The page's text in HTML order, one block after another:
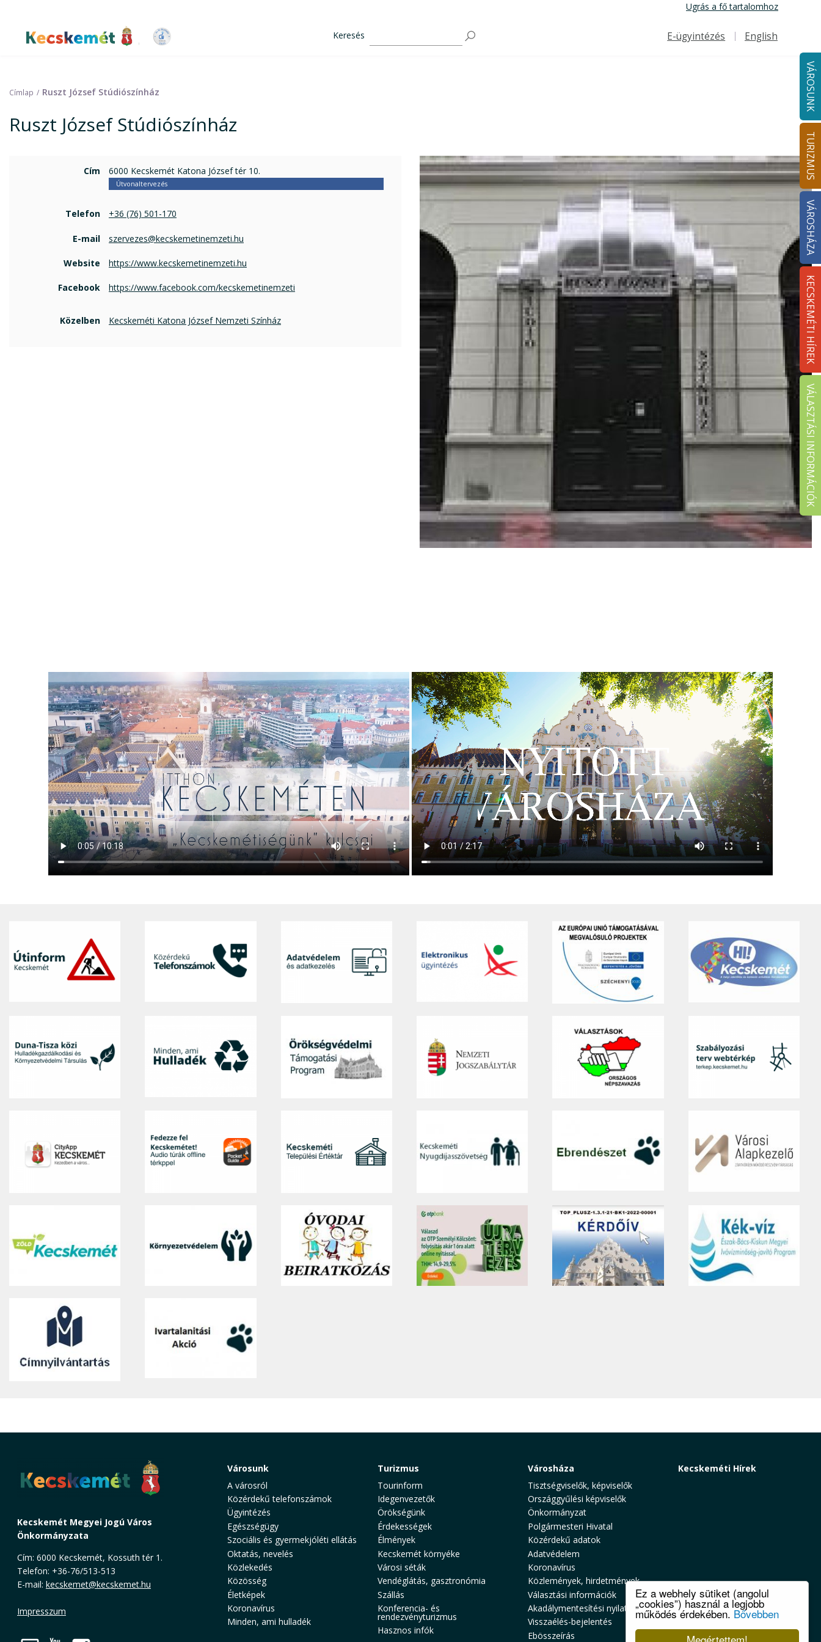
Ez a webhely sütiket (angolul
„cookies”) használ a legjobb
működés érdekében. Bővebben
tartalomra
Ugrás a fő tartalomhoz
Kecskemét Város Honlapja
Keresés
Felső navigáció
E-ügyintézés English
VÁROSUNK
TURIZMUS
VÁROSHÁZA
KECSKEMÉTI HÍREK
VÁLASZTÁSI INFORMÁCIÓK
Címlap Ruszt József Stúdiószínház
Ruszt József Stúdiószínház
Cím 6000 Kecskemét Katona József tér 10.
Útvonaltervezés
Telefon +36 (76) 501-170
E-mail szervezes@kecskemetinemzeti.hu
Website https://www.kecskemetinemzeti.hu
Facebook https://www.facebook.com/kecskemetinemzeti
Közelben Kecskeméti Katona József Nemzeti Színház
Kecskemét Megyei Jogú Város
Önkormányzata
Cím: 6000 Kecskemét, Kossuth tér 1.
Telefon: +36-76/513-513
E-mail: kecskemet@kecskemet.hu
Impresszum
Városunk
A városról
Közérdekű telefonszámok
Ügyintézés
Egészségügy
Szociális és gyermekjóléti ellátás
Oktatás, nevelés
Közlekedés
Közösség
Életképek
Koronavírus
Minden, ami hulladék
Turizmus
Tourinform
Idegenvezetők
Örökségünk
Érdekességek
Élmények
Kecskemét környéke
Városi séták
Vendéglátás, gasztronómia
Szállás
Konferencia- és
rendezvényturizmus
Hasznos infók
Városháza
Tisztségviselők, képviselők
Országgyűlési képviselők
Önkormányzat
Polgármesteri Hivatal
Közérdekű adatok
Adatvédelem
Koronavírus
Közlemények, hirdetmények
Választási információk
Akadálymentesítési nyilatkozat
Visszaélés-bejelentés
Ebösszeírás
Kecskeméti Hírek